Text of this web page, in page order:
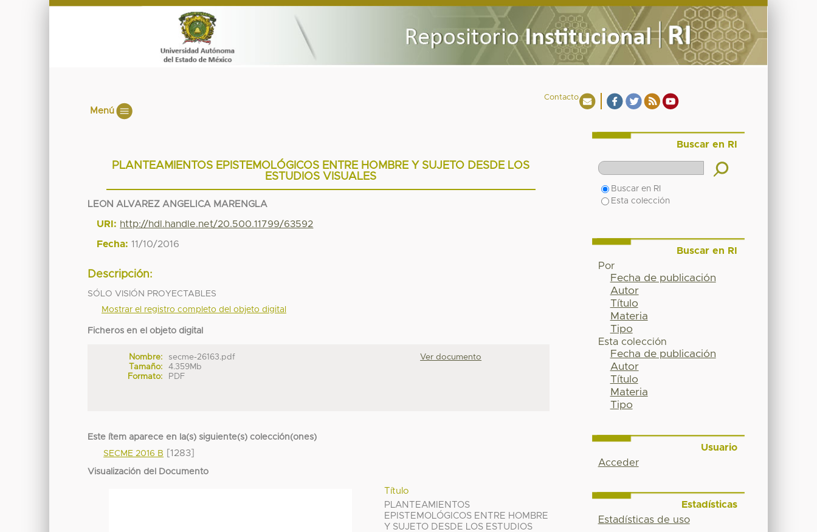
Contacto
Menú
PLANTEAMIENTOS EPISTEMOLÓGICOS ENTRE HOMBRE Y SUJETO DESDE LOS
ESTUDIOS VISUALES
LEON ALVAREZ ANGELICA MARENGLA
URI: http://hdl.handle.net/20.500.11799/63592
Fecha: 11/10/2016
Descripción:
SÓLO VISIÓN PROYECTABLES
Mostrar el registro completo del objeto digital
Ficheros en el objeto digital
Nombre:
secme-26163.pdf
Tamaño:
4.359Mb
Formato:
PDF
Ver documento
Este ítem aparece en la(s) siguiente(s) colección(ones)
SECME 2016 B
[1283]
Visualización del Documento
Título
PLANTEAMIENTOS
EPISTEMOLÓGICOS ENTRE HOMBRE
Y SUJETO DESDE LOS ESTUDIOS
Buscar en RI
Buscar en RI
Esta colección
Buscar en RI
Por
Fecha de publicación
Autor
Título
Materia
Tipo
Esta colección
Fecha de publicación
Autor
Título
Materia
Tipo
Usuario
Acceder
Estadísticas
Estadísticas de uso